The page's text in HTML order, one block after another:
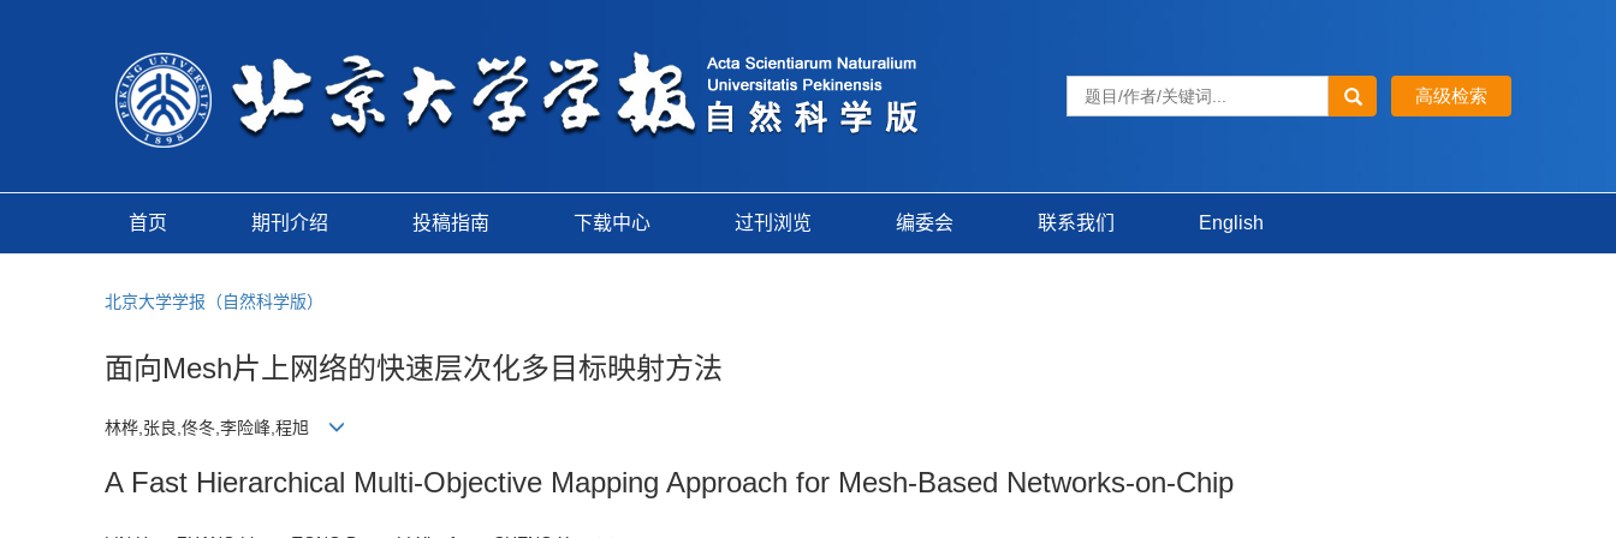
首页 期刊介绍 投稿指南 下载中心 过刊浏览 编委会 联系我们 English
北京大学学报（自然科学版）
面向Mesh片上网络的快速层次化多目标映射方法
林桦,张良,佟冬,李险峰,程旭
A Fast Hierarchical Multi-Objective Mapping Approach for Mesh-Based Networks-on-Chip